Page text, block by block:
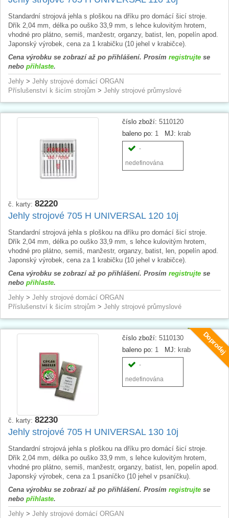
Standardní strojová jehla s ploškou na dříku pro domácí šicí stroje.
Dřík 2,04 mm, délka po ouško 33,9 mm, s lehce kulovitým hrotem,
vhodné pro plátno, semiš, manžestr, organzy, batist, len, popelín apod.
Japonský výrobek, cena za 1 krabičku (10 jehel v krabičce).
Cena výrobku se zobrazí až po přihlášení. Prosím registrujte se
nebo přihlaste.
Jehly > Jehly strojové domácí ORGAN
Příslušenství k šicím strojům > Jehly strojové průmyslové
číslo zboží: 5110120
baleno po: 1 MJ: krab
-
nedefinována
č. karty: 82220
Jehly strojové 705 H UNIVERSAL 120 10j
Standardní strojová jehla s ploškou na dříku pro domácí šicí stroje.
Dřík 2,04 mm, délka po ouško 33,9 mm, s lehce kulovitým hrotem,
vhodné pro plátno, semiš, manžestr, organzy, batist, len, popelín apod.
Japonský výrobek, cena za 1 krabičku (10 jehel v krabičce).
Cena výrobku se zobrazí až po přihlášení. Prosím registrujte se
nebo přihlaste.
Jehly > Jehly strojové domácí ORGAN
Příslušenství k šicím strojům > Jehly strojové průmyslové
Doprodej
číslo zboží: 5110130
baleno po: 1 MJ: krab
-
nedefinována
č. karty: 82230
Jehly strojové 705 H UNIVERSAL 130 10j
Standardní strojová jehla s ploškou na dříku pro domácí šicí stroje.
Dřík 2,04 mm, délka po ouško 33,9 mm, s lehce kulovitým hrotem,
vhodné pro plátno, semiš, manžestr, organzy, batist, len, popelín apod.
Japonský výrobek, cena za 1 psaníčko (10 jehel v psaníčku).
Cena výrobku se zobrazí až po přihlášení. Prosím registrujte se
nebo přihlaste.
Jehly > Jehly strojové domácí ORGAN